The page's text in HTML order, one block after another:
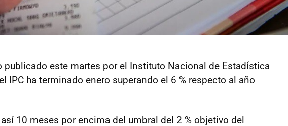
publicado este martes por el Instituto Nacional de Estadística
IPC ha terminado enero superando el 6 % respecto al año
10 meses por encima del umbral del 2 % objetivo del